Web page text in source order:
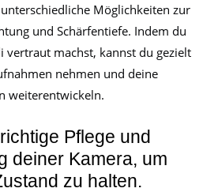
Möglichkeiten zur
und Schärfentiefe. Indem du
vertraut machst, kannst du gezielt
nehmen und deine
weiterentwickeln.
Pflege und
deiner Kamera, um
zu halten.